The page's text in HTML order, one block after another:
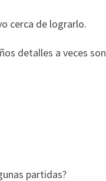
cerca de lograrlo.
detalles a veces son
partidas?